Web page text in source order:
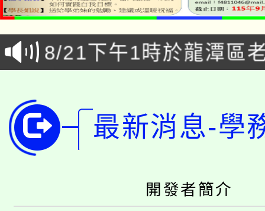
「本色祭」8/29、30在
場熱烈登場!
8/21下午1時於龍潭區
YOUNG桃局內行報名
局官網。
8月14至27日，桃園電
開!
115年桃園市運動會8/
視費優惠，中低收入戶
大園自造教育及科技
最新消息-學
開發者簡介